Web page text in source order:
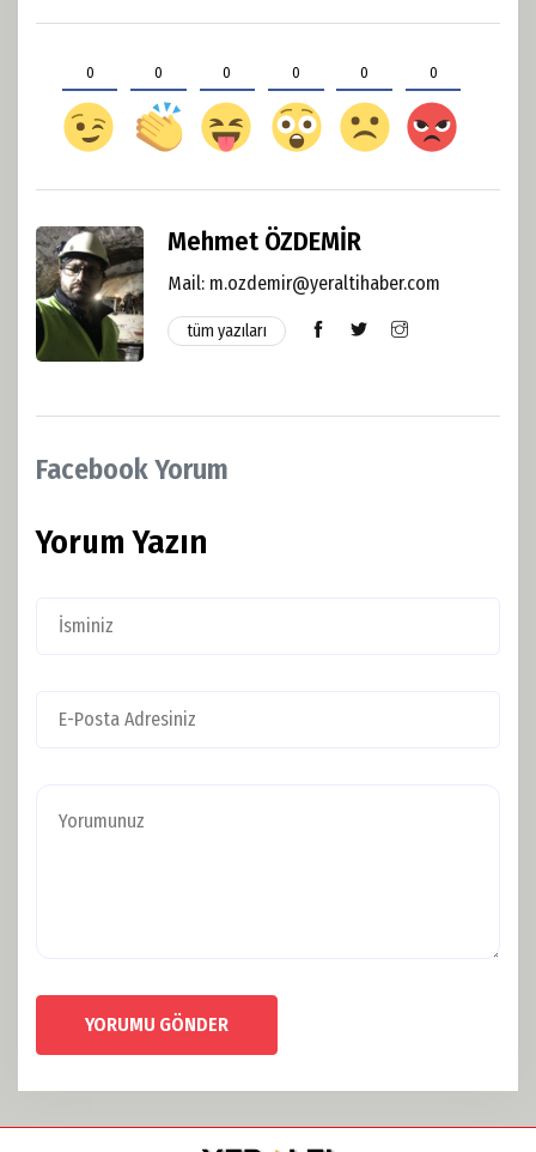
0 0 0 0 0 0
Mehmet ÖZDEMİR
Mail: m.ozdemir@yeraltihaber.com
tüm yazıları
Facebook Yorum
Yorum Yazın
YORUMU GÖNDER